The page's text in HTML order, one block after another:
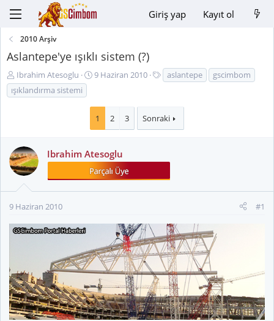
Giriş yap Kayıt ol
2010 Arşiv
Aslantepe'ye ışıklı sistem (?)
K
o
n
B
a
ş
t
n
Ibrahim Atesoglu
B
l
a
ı
ç
t
9 Haziran 2010
t
e
e
aslantepe
gscimbom
ışıklandırma sistemi
1 2 3 Sonraki
Ibrahim Atesoglu
9 Haziran 2010 #1